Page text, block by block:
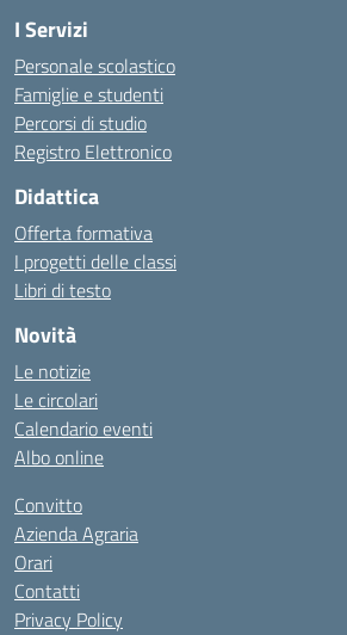
I Servizi
Personale scolastico
Famiglie e studenti
Percorsi di studio
Registro Elettronico
Didattica
Offerta formativa
I progetti delle classi
Libri di testo
Novità
Le notizie
Le circolari
Calendario eventi
Albo online
Convitto
Azienda Agraria
Orari
Contatti
Privacy Policy